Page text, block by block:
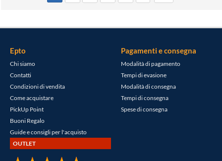
Epto
Chi siamo
Contatti
Condizioni di vendita
Come acquistare
PickUp Point
Buoni Regalo
Guide e consigli per l'acquisto
OUTLET
Pagamenti e consegna
Modalità di pagamento
Tempi di evasione
Modalità di consegna
Tempi di consegna
Spese di consegna